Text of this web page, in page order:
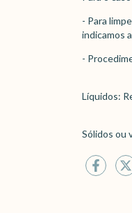
- Para
indicamos
-
Líquidos:
Sólidos ou